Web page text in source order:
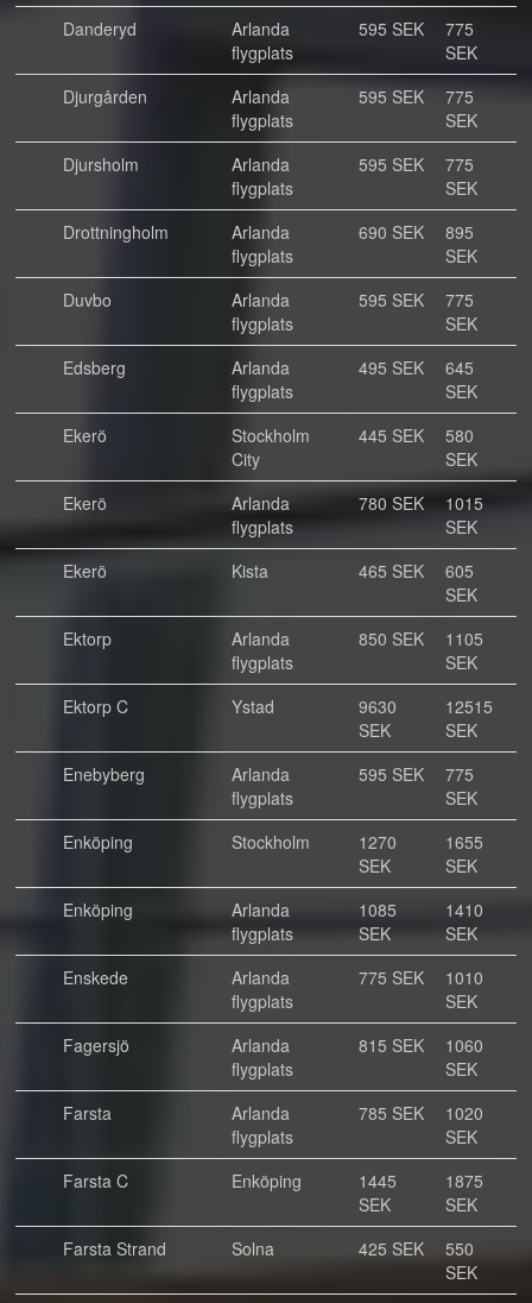
Danderyd
Arlanda
flygplats
595 SEK
775
SEK
Djurgården
Arlanda
flygplats
595 SEK
775
SEK
Djursholm
Arlanda
flygplats
595 SEK
775
SEK
Drottningholm
Arlanda
flygplats
690 SEK
895
SEK
Duvbo
Arlanda
flygplats
595 SEK
775
SEK
Edsberg
Arlanda
flygplats
495 SEK
645
SEK
Ekerö
Stockholm
City
445 SEK
580
SEK
Ekerö
Arlanda
flygplats
780 SEK
1015
SEK
Ekerö
Kista 465 SEK
605
SEK
Ektorp
Arlanda
flygplats
850 SEK
1105
SEK
Ektorp C
Ystad
9630
SEK
12515
SEK
Enebyberg
Arlanda
flygplats
595 SEK
775
SEK
Enköping
Stockholm
1270
SEK
1655
SEK
Enköping
Arlanda
flygplats
1085
SEK
1410
SEK
Enskede
Arlanda
flygplats
775 SEK
1010
SEK
Fagersjö
Arlanda
flygplats
815 SEK
1060
SEK
Farsta
Arlanda
flygplats
785 SEK
1020
SEK
Farsta C
Enköping
1445
SEK
1875
SEK
Farsta Strand
Solna 425 SEK
550
SEK